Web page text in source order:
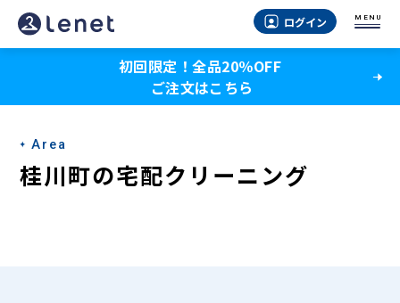
桂
川
の
宅
配
ログイン MENU
初回限定！全品20％OFF
ご注文はこちら
Area
桂川町の宅配クリーニング